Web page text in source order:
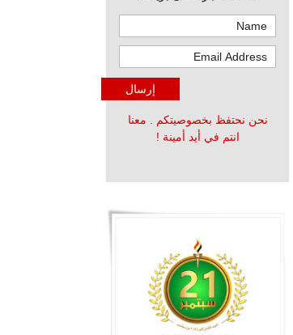
نحن نحتفظ بخصوصيتكم . معنا
انتم في أيد أمينة !